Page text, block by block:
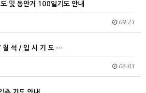
및 동안거 100일기도 안내
09-23
석 / 입 시 기 도 …
06-03